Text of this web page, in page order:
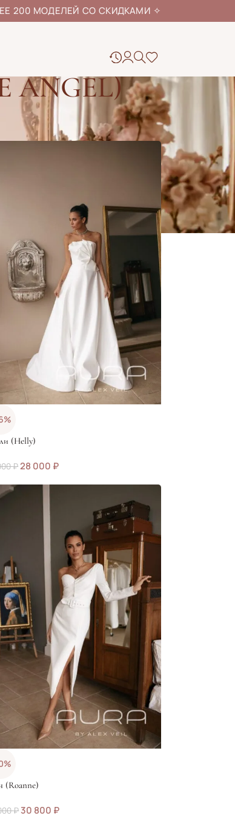
МОДЕЛЕЙ СО СКИДКАМИ✧
(Helly)
₽28 000 ₽
(Roanne)
₽ 30 800 ₽